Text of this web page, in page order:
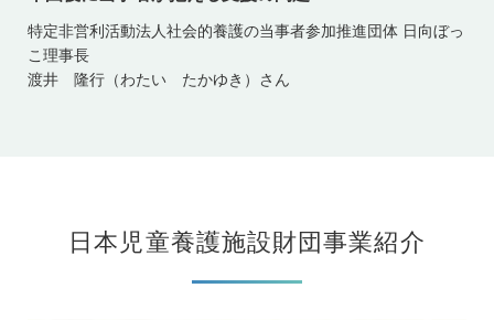
特定非営利活動法人社会的養護の当事者参加推進団体 日向ぼっ
こ理事長
渡井 隆行（わたい たかゆき）さん
日本児童養護施設財団事業紹介